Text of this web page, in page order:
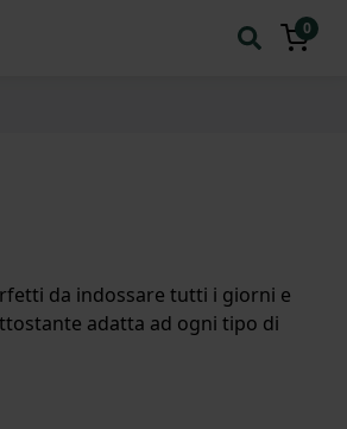
0
da indossare tutti i giorni e
adatta ad ogni tipo di